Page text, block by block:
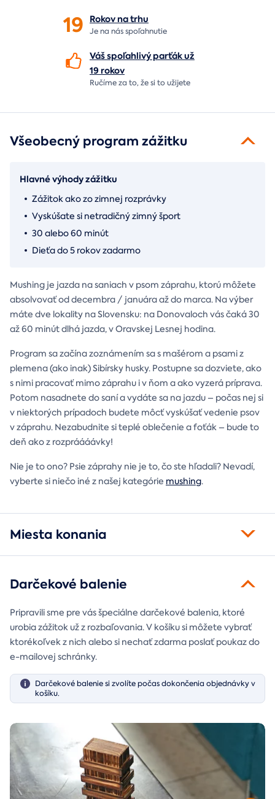
19 Rokov natrhu
Je na násspoľahnutie
Váš spoľahlivý parťák už
19 rokov
Ručíme za to,že si to užijete
Všeobecný program zážitku
Hlavné výhody zážitku
Zážitok ako zo zimnej rozprávky
Vyskúšate si netradičný zimný šport
30 alebo 60 minút
Dieťa do 5 rokov zadarmo
Mushing je jazda na saniach v psom záprahu, ktorú môžete
absolvovať od decembra / januára až do marca. Na výber
máte dve lokality na Slovensku: na Donovaloch vás čaká 30
až 60 minút dlhá jazda, v Oravskej Lesnej hodina.
Program sa začína zoznámením sa s mašérom a psami z
plemena (ako inak) Sibírsky husky. Postupne sa dozviete, ako
s nimi pracovať mimo záprahu i v ňom a ako vyzerá príprava.
Potom nasadnete do saní a vydáte sa na jazdu – počas nej si
v niektorých prípadoch budete môcť vyskúšať vedenie psov
v záprahu. Nezabudnite si teplé oblečenie a foťák – bude to
deň ako z rozpráááávky!
Nie je to ono? Psie záprahy nie je to, čo ste hľadali? Nevadí,
vyberte si niečo iné z našej kategórie mushing.
Miesta konania
Darčekové balenie
Pripravili sme pre vás špeciálne darčekové balenia, ktoré
urobia zážitok už z rozbaľovania. V košíku si môžete vybrať
ktorékoľvek z nich alebo si nechať zdarma poslať poukaz do
e-mailovej schránky.
Darčekové balenie si zvolíte počas dokončenia objednávky v
košíku.